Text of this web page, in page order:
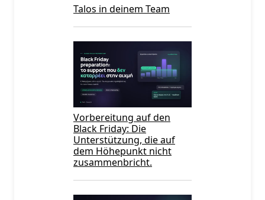
Talos in deinem Team
Vorbereitung auf den
Black Friday: Die
Unterstützung, die auf
dem Höhepunkt nicht
zusammenbricht.